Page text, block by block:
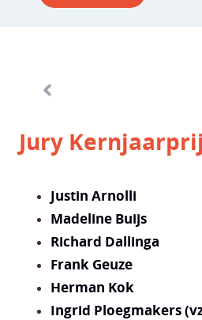
Jury
Justin Arnolli
Madeline Buijs
Richard Dallinga
Frank Geuze
Herman Kok
Ingrid Ploegmakers